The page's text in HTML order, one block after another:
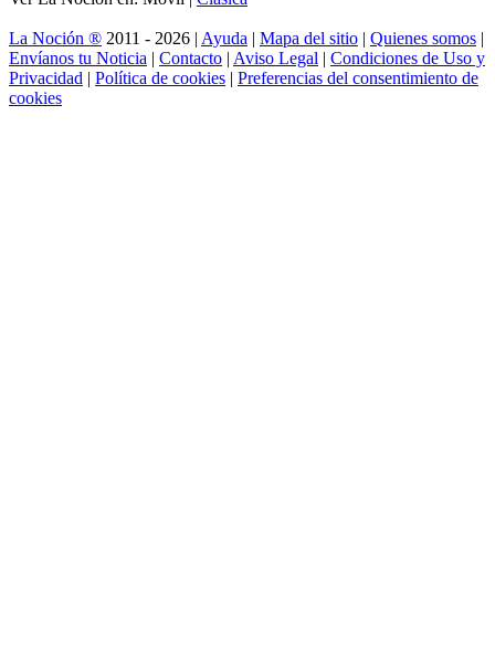
La Noción ® 2011 - 2026 | Ayuda | Mapa del sitio | Quienes somos |
Envíanos tu Noticia | Contacto | Aviso Legal | Condiciones de Uso y
Privacidad | Política de cookies | Preferencias del consentimiento de
cookies